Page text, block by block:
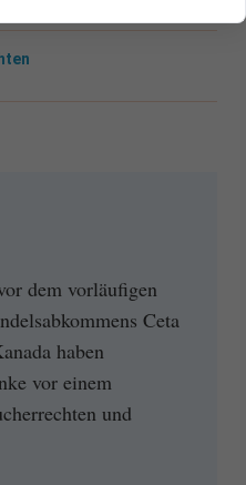
dem vorläufigen
Ceta
haben
vor einem
und